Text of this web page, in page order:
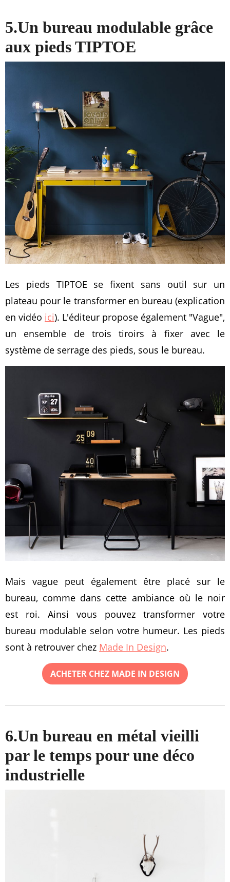
5.Un bureau modulable grâce
aux pieds TIPTOE
Les pieds TIPTOE se fixent sans outil sur un
plateau pour le transformer en bureau (explication
en vidéo ici). L'éditeur propose également "Vague",
un ensemble de trois tiroirs à fixer avec le
système de serrage des pieds, sous le bureau.
Mais vague peut également être placé sur le
bureau, comme dans cette ambiance où le noir
est roi. Ainsi vous pouvez transformer votre
bureau modulable selon votre humeur. Les pieds
sont à retrouver chez Made In Design.
ACHETER CHEZ MADE IN DESIGN
6.Un bureau en métal vieilli
par le temps pour une déco
industrielle